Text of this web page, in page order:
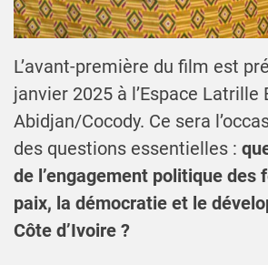
L’avant-première du film est
janvier 2025 à l’Espace Latrille
Abidjan/Cocody. Ce sera
des questions essentielles :
de l’engagement politique des
paix, la démocratie et le
Côte d’Ivoire ?